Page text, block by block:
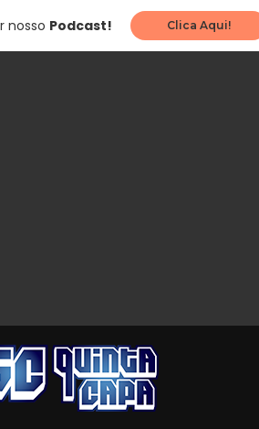
nosso Podcast! Clica Aqui!